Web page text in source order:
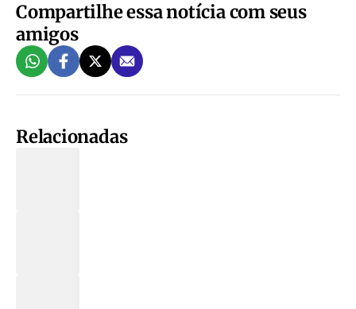
Compartilhe essa notícia com seus
amigos
Relacionadas